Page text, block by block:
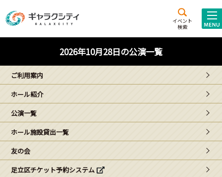
イベント
検索
施設案内
西新井
文化ホール
ギャラクシティとは
こどもみーてぃんぐ
Gがくえん
ブランドからのお知らせ
2026年10月28日の公演一覧
ご利用案内
ホール紹介
公演一覧
ホール施設貸出一覧
友の会
足立区チケット予約システム